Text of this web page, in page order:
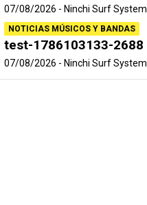
07/08/2026 Ninchi Surf System
NOTICIAS MÚSICOS Y BANDAS
test-1786103133-2688
07/08/2026 Ninchi Surf System